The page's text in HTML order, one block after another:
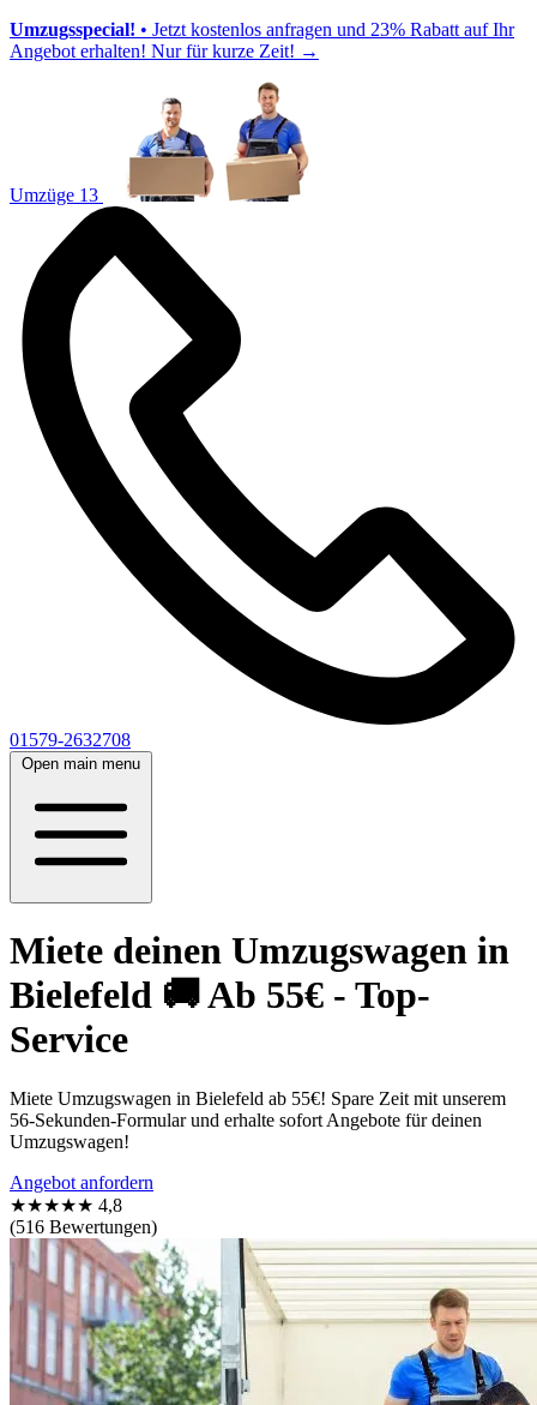
Umzugsspecial! • Jetzt kostenlos anfragen und 23% Rabatt auf Ihr
Angebot erhalten! Nur für kurze Zeit! →
Umzüge 13
01579-2632708
Open main menu
Miete deinen Umzugswagen in
Bielefeld 🚚 Ab 55€ - Top-
Service
Miete Umzugswagen in Bielefeld ab 55€! Spare Zeit mit unserem
56-Sekunden-Formular und erhalte sofort Angebote für deinen
Umzugswagen!
Angebot anfordern
★★★★★ 4,8
(516 Bewertungen)